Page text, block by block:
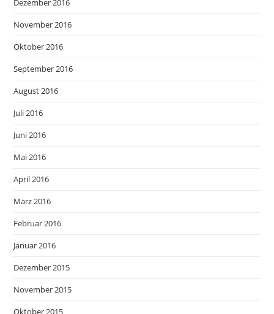
Dezember 2016
November 2016
Oktober 2016
September 2016
August 2016
Juli 2016
Juni 2016
Mai 2016
April 2016
März 2016
Februar 2016
Januar 2016
Dezember 2015
November 2015
Oktober 2015